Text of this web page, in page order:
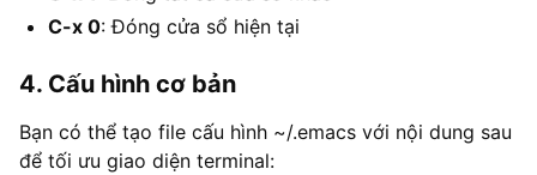
C-x 0: Đóng cửa sổ hiện tại
4. Cấu hình cơ bản
Bạn có thể tạo file cấu hình ~/.emacs với nội dung sau
để tối ưu giao diện terminal: